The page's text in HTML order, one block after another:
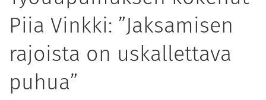
Piia Vinkki: ”Jaksamisen
rajoista on uskallettava
puhua”